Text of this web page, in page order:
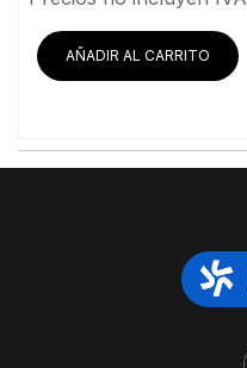
AÑADIR AL CARRITO